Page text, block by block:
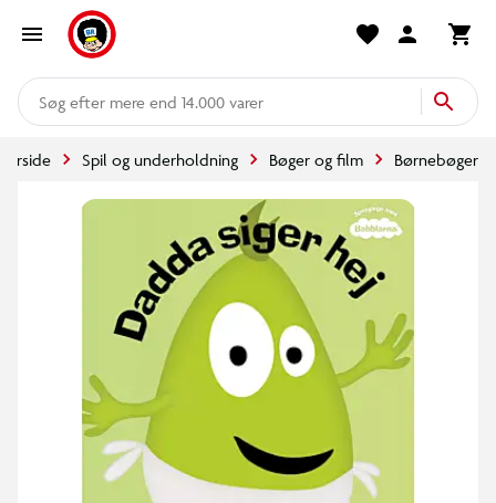
mere end 14.000 varer
Forside Spil og underholdning Bøger og film Børnebøger